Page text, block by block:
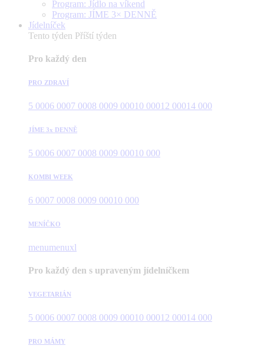
Program: Jídlo na víkend
Program: JÍME 3× DENNĚ
Jídelníček
Tento týden Příští týden
Pro každý den
PRO ZDRAVÍ
5 0006 0007 0008 0009 00010 00012 00014 000
JÍME 3x DENNĚ
5 0006 0007 0008 0009 00010 000
KOMBI WEEK
6 0007 0008 0009 00010 000
MENÍČKO
menumenuxl
Pro každý den s upraveným jídelníčkem
VEGETARIÁN
5 0006 0007 0008 0009 00010 00012 00014 000
PRO MÁMY